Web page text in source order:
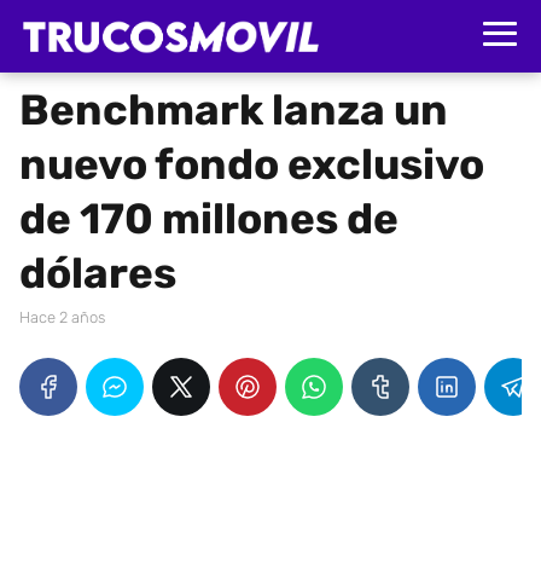
Benchmark lanza un
nuevo fondo exclusivo
de 170 millones de
dólares
hace 2 años